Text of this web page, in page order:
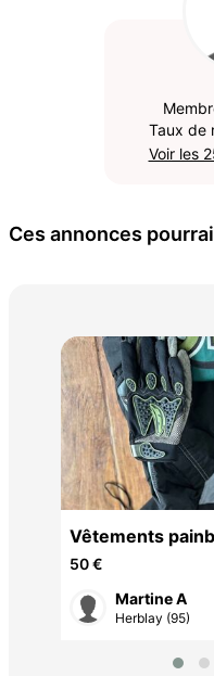
Taux de
Voir les
Ces annonces
Vêtements
50 €
Martine A
Herblay (95)